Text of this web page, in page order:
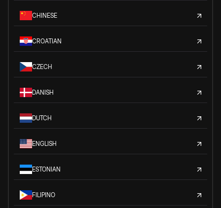
CHINESE
CROATIAN
CZECH
DANISH
DUTCH
ENGLISH
ESTONIAN
FILIPINO